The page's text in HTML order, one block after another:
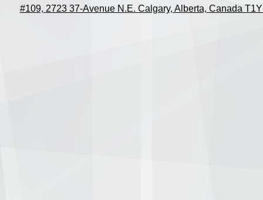
#109, 2723 37-Avenue N.E. Calgary, Alberta, Canada